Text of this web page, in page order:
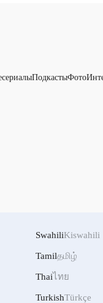
ПодкастыФото
SwahiliKiswahili
Tamilதமிழ்
Thaiไทย
TurkishTürkçe